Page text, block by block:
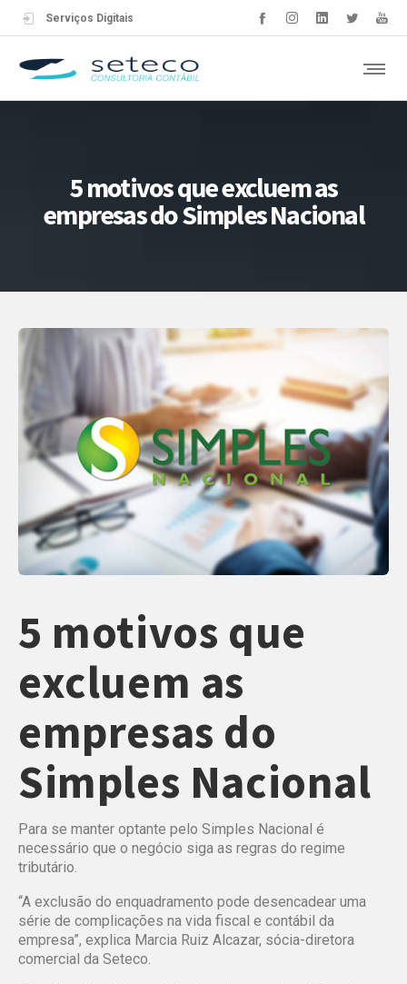
Serviços Digitais
5 motivos que excluem as
empresas do Simples Nacional
5 motivos que
excluem as
empresas do
Simples Nacional
Para se manter optante pelo Simples Nacional é
necessário que o negócio siga as regras do regime
tributário.
“A exclusão do enquadramento pode desencadear uma
série de complicações na vida fiscal e contábil da
empresa”, explica Marcia Ruiz Alcazar, sócia-diretora
comercial da Seteco.